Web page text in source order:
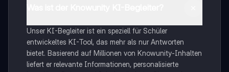
Unser KI-Begleiter ist ein speziell für Schüler
entwickeltes KI-Tool, das mehr als nur Antworten
bietet. Basierend auf Millionen von Knowunity-Inhalten
liefert er relevante Informationen, personalisierte